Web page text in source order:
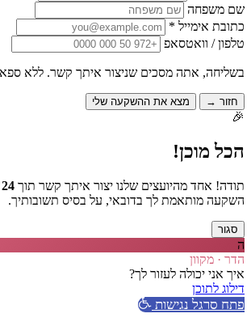
שם משפחה
כתובת אימייל *
טלפון / וואטסאפ
בשליחה, אתה מסכים שניצור איתך קשר. ללא
חזור → מצא את ההשקעה שלי
🎉
הכל מוכן!
תודה! אחד מהיועצים שלנו יצור איתך קשר תוך 24 שעות
השקעה מותאמת לך בדובאי, על בסיס תשובותיך.
סגור
ה
הדר · מקוון
איך אני יכולה לעזור לך?
דילוג לתוכן
פתח סרגל נגישות